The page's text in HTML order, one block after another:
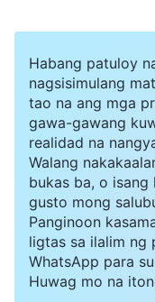
buong panahon
gawain ni Cristo.
gawain mula sa
yamang
gumagawa Siya
katawang-tao;
katawang-tao,
katawang-tao
Habang patuloy
nagsisimulang
tao na ang mga
gawa-gawang
realidad na
Walang
bukas ba, o isang
gusto mong
Panginoon
ligtas sa ilalim ng
WhatsApp para
Huwag mo na